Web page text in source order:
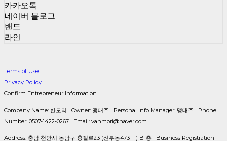
카카오톡
네이버 블로그
밴드
라인
Terms of Use
Privacy Policy
Confirm Entrepreneur Information
Company Name: 반모리 | Owner: 맹대주 | Personal Info Manager: 맹대주 | Phone
Number: 0507-1422-0267 | Email: vanmori@naver.com
Address: 충남 천안시 동남구 충절로23 (신부동473-11) B1층 | Business Registration